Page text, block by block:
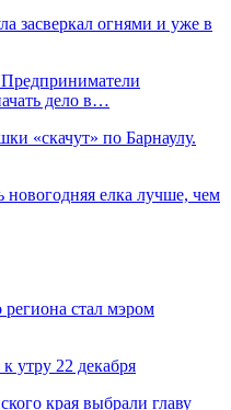
засверкал огнями и уже в
дело в…
«скачут» по Барнаулу.
новогодняя елка лучше, чем
региона стал мэром
утру 22 декабря
края выбрали главу